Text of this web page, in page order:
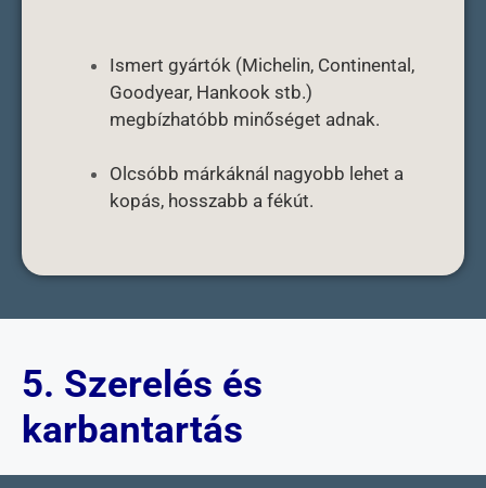
Ismert gyártók (Michelin, Continental,
Goodyear, Hankook stb.)
megbízhatóbb minőséget adnak.
Olcsóbb márkáknál nagyobb lehet a
kopás, hosszabb a fékút.
5. Szerelés és
karbantartás